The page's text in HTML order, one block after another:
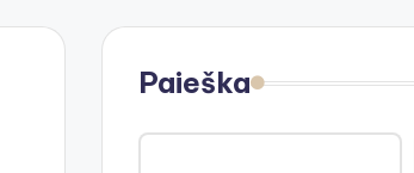
Paieška